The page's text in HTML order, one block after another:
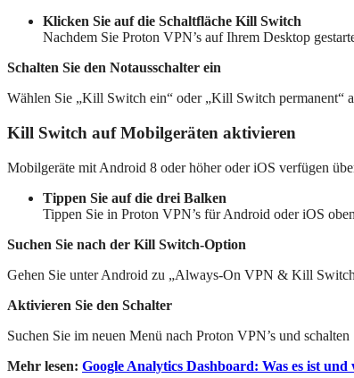
Klicken Sie auf die Schaltfläche Kill Switch
Nachdem Sie Proton VPN’s auf Ihrem Desktop
Schalten Sie den Notausschalter ein
Wählen Sie „Kill Switch ein“ oder „Kill Switch permanent“
Kill Switch auf Mobilgeräten aktivieren
Mobilgeräte mit Android 8 oder höher oder iOS verfügen
Tippen Sie auf die drei Balken
Tippen Sie in Proton VPN’s für Android oder iOS
Suchen Sie nach der Kill Switch-Option
Gehen Sie unter Android zu „Always-On VPN & Kill
Aktivieren Sie den Schalter
Suchen Sie im neuen Menü nach Proton VPN’s und
Mehr lesen: Google Analytics Dashboard: Was es ist und